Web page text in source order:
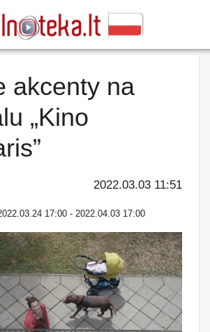
akcenty na
„Kino
2022.03.03 11:51
17:00 - 2022.04.03 17:00